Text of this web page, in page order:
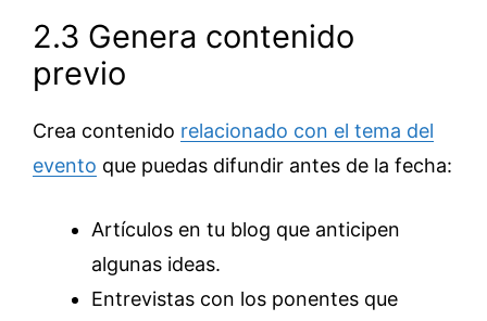
2.3 Genera contenido
previo
Crea contenido relacionado con el tema del
evento que puedas difundir antes de la fecha:
Artículos en tu blog que anticipen
algunas ideas.
Entrevistas con los ponentes que